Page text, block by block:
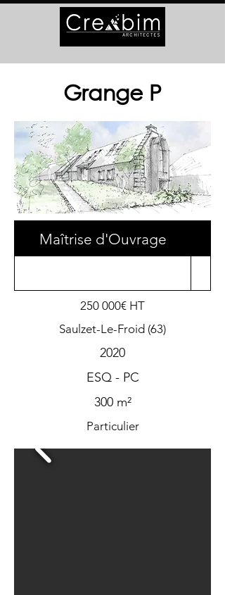
Grange P
Maîtrise d'Ouvrage
250 000€ HT
Saulzet-Le-Froid (63)
2020
ESQ - PC
300 m²
Particulier